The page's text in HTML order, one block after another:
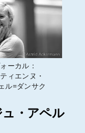
ーカル：
ィエンヌ・
ル=ダンサク
・アペル